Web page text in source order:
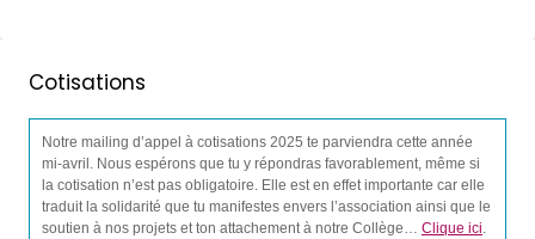
Cotisations
Notre mailing d’appel à cotisations 2025 te parviendra cette année
mi-avril. Nous espérons que tu y répondras favorablement, même si
la cotisation n’est pas obligatoire. Elle est en effet importante car elle
traduit la solidarité que tu manifestes envers l’association ainsi que le
soutien à nos projets et ton attachement à notre Collège… Clique ici.